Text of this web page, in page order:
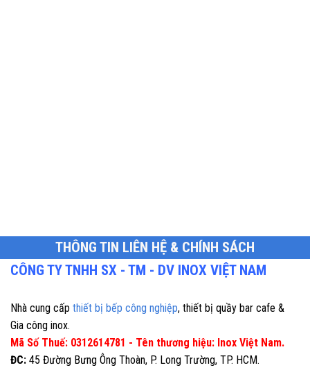
THÔNG TIN LIÊN HỆ & CHÍNH SÁCH
CÔNG TY TNHH SX - TM - DV INOX VIỆT NAM
Nhà cung cấp thiết bị bếp công nghiệp, thiết bị quầy bar cafe &
Gia công inox.
Mã Số Thuế: 0312614781 - Tên thương hiệu: Inox Việt Nam.
ĐC: 45 Đường Bưng Ông Thoàn, P. Long Trường, TP. HCM.